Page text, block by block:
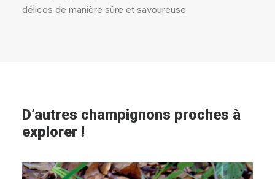
délices de manière sûre et savoureuse
D’autres champignons proches à
explorer !